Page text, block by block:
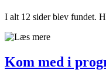
I alt 12 sider blev fundet.
Kom med i